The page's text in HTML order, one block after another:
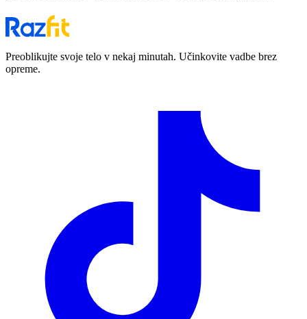
Preoblikujte svoje telo v nekaj minutah. Učinkovite vadbe brez
opreme.